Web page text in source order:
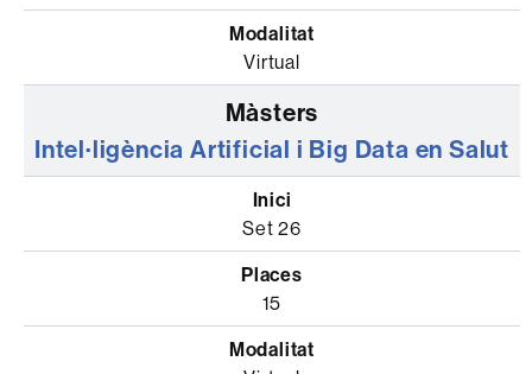
Virtual
Intel·ligència Artificial i Big Data en Salut
Set 26
15